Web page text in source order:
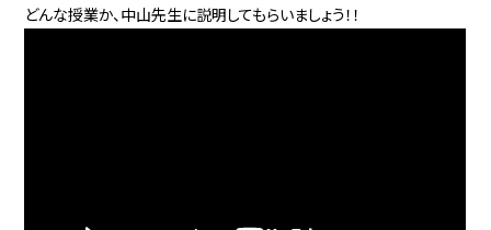
どんな授業か、中山先生に説明してもらいましょう！！